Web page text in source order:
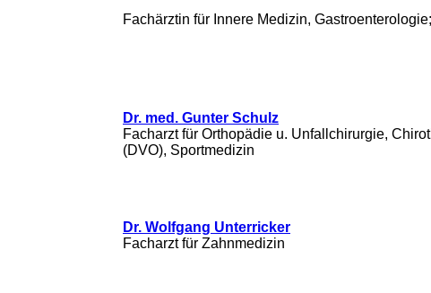
Fachärztin für Innere Medizin,
Dr. med. Gunter Schulz
Facharzt für Orthopädie u. Unfallchirurgie,
(DVO), Sportmedizin
Dr. Wolfgang Unterricker
Facharzt für Zahnmedizin